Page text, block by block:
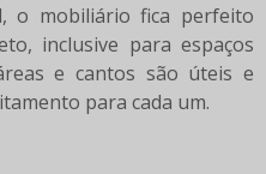
o mobiliário fica perfeito
inclusive para espaços
e cantos são úteis e
para cada um.